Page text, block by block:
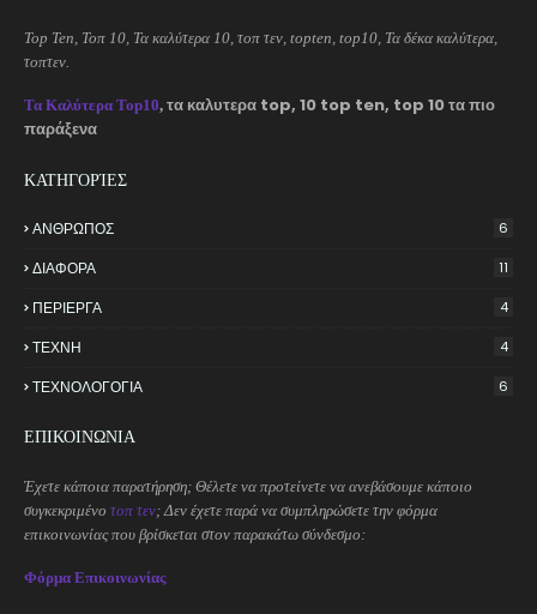
Top Ten, Τοπ 10, Τα καλύτερα 10, τοπ τεν, topten, top10, Τα δέκα καλύτερα,
τοπτεν.
Τα Καλύτερα Top10, τα καλυτερα top, 10 top ten, top 10 τα πιο
παράξενα
ΚΑΤΗΓΟΡΊΕΣ
ΑΝΘΡΩΠΟΣ 6
ΔΙΑΦΟΡΑ 11
ΠΕΡΙΕΡΓΑ 4
ΤΕΧΝΗ 4
ΤΕΧΝΟΛΟΓΟΓΙΑ 6
ΕΠΙΚΟΙΝΩΝΙΑ
Έχετε κάποια παρατήρηση; Θέλετε να προτείνετε να ανεβάσουμε κάποιο
συγκεκριμένο τοπ τεν; Δεν έχετε παρά να συμπληρώσετε την φόρμα
επικοινωνίας που βρίσκεται στον παρακάτω σύνδεσμο:
Φόρμα Επικοινωνίας